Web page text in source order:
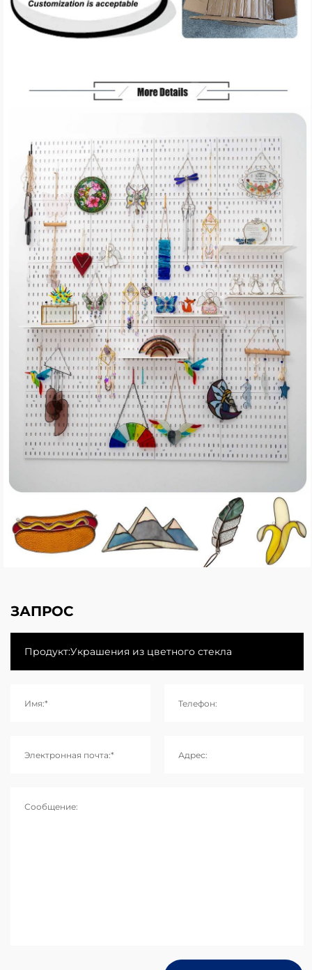
ЗАПРОС
Имя:* Телефон:
Электронная почта:* Адрес:
Сообщение: